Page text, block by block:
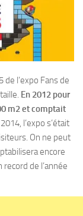
l’expo Fans de
En 2012 pour
m2 et comptait
l’expo s’était
On ne peut
encore
de l’année